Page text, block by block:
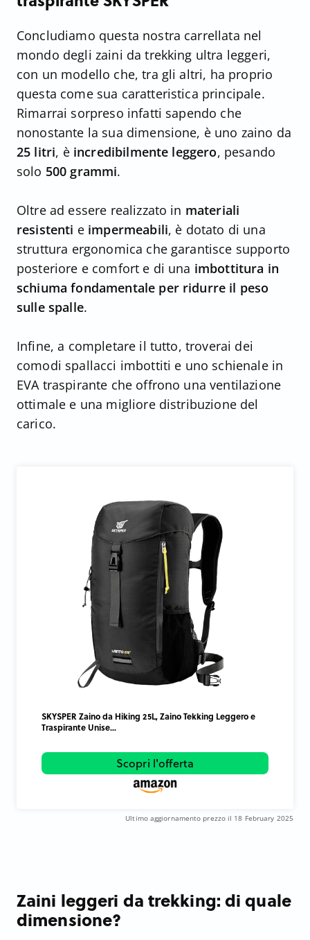
Concludiamo questa nostra carrellata nel
mondo degli zaini da trekking ultra leggeri,
con un modello che, tra gli altri, ha proprio
questa come sua caratteristica principale.
Rimarrai sorpreso infatti sapendo che
nonostante la sua dimensione, è uno zaino da
25 litri, è incredibilmente leggero, pesando
solo 500 grammi.
Oltre ad essere realizzato in materiali
resistenti e impermeabili, è dotato di una
struttura ergonomica che garantisce supporto
posteriore e comfort e di una imbottitura in
schiuma fondamentale per ridurre il peso
sulle spalle.
Infine, a completare il tutto, troverai dei
comodi spallacci imbottiti e uno schienale in
EVA traspirante che offrono una ventilazione
ottimale e una migliore distribuzione del
carico.
SKYSPER Zaino da Hiking 25L, Zaino Tekking Leggero e
Traspirante Unise...
Scopri l'offerta
Ultimo aggiornamento prezzo il 18 February 2025
Zaini leggeri da trekking: di quale
dimensione?